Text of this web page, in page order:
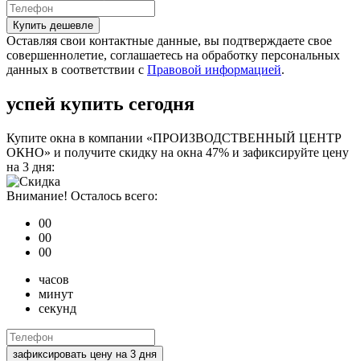
Купить дешевле
Оставляя свои контактные данные, вы подтверждаете свое
совершеннолетие, соглашаетесь на обработку персональных
данных в соответствии с Правовой информацией.
успей купить сегодня
Купите окна в компании «ПРОИЗВОДСТВЕННЫЙ ЦЕНТР
ОКНО» и получите скидку на окна 47% и зафиксируйте цену
на 3 дня:
Внимание! Осталось всего:
00
00
00
часов
минут
секунд
зафиксировать цену на 3 дня